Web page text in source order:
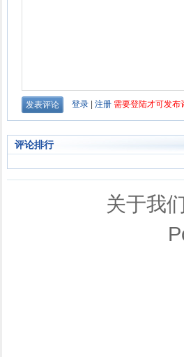
评论排行
关于我们